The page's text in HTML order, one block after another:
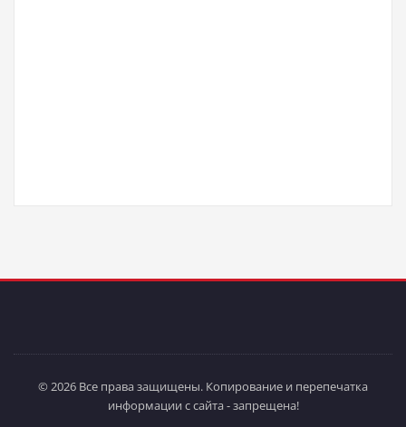
© 2026 Все права защищены. Копирование и перепечатка
информации с сайта - запрещена!